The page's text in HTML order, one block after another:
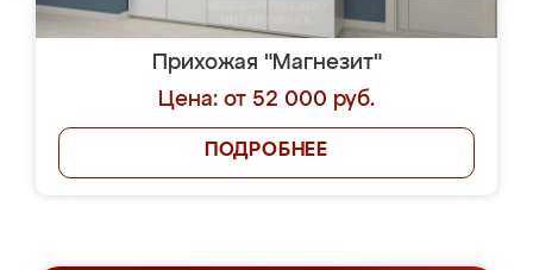
Прихожая "Магнезит"
Цена: от 52 000 руб.
ПОДРОБНЕЕ